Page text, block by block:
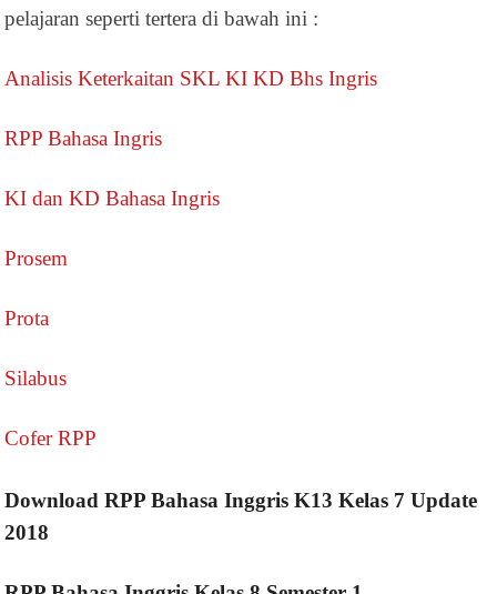
pelajaran seperti tertera di bawah ini :
Analisis Keterkaitan SKL KI KD Bhs Ingris
RPP Bahasa Ingris
KI dan KD Bahasa Ingris
Prosem
Prota
Silabus
Cofer RPP
Download RPP Bahasa Inggris K13 Kelas 7 Update
2018